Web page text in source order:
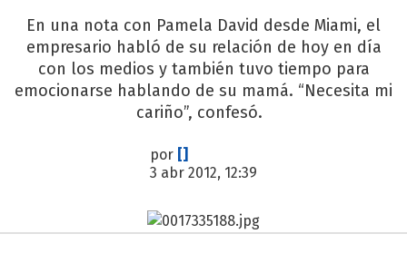
En una nota con Pamela David desde Miami, el
empresario habló de su relación de hoy en día
con los medios y también tuvo tiempo para
emocionarse hablando de su mamá. “Necesita mi
cariño”, confesó.
por []
3 abr 2012, 12:39